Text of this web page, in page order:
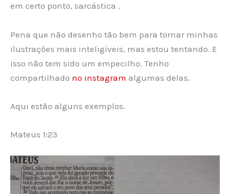
em certo ponto, sarcástica .
Pena que não desenho tão bem para tornar minhas
ilustrações mais inteligíveis, mas estou tentando. E
isso não tem sido um empecilho. Tenho
compartilhado no instagram algumas delas.
Aqui estão alguns exemplos.
Mateus 1:23